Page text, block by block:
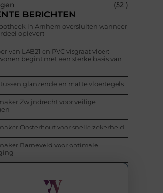
(52 )
BERICHTEN
in Arnhem oversluiten wanneer
oplevert
van LAB21 en PVC visgraat vloer:
begint met een sterke basis van
glanzende en matte vloertegels
Zwijndrecht voor veilige
Oosterhout voor snelle zekerheid
Barneveld voor optimale